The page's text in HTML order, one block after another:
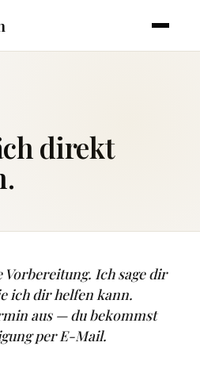
direkt
Vorbereitung. Ich sage dir
ich dir helfen kann.
aus — du bekommst
per E-Mail.